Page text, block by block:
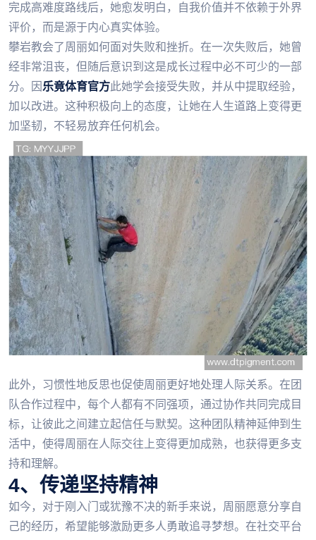
完成高难度路线后，她愈发明白，自我价值并不依赖于外界
评价，而是源于内心真实体验。
攀岩教会了周丽如何面对失败和挫折。在一次失败后，她曾
经非常沮丧，但随后意识到这是成长过程中必不可少的一部
分。因乐竟体育官方此她学会接受失败，并从中提取经验，
加以改进。这种积极向上的态度，让她在人生道路上变得更
加坚韧，不轻易放弃任何机会。
此外，习惯性地反思也促使周丽更好地处理人际关系。在团
队合作过程中，每个人都有不同强项，通过协作共同完成目
标，让彼此之间建立起信任与默契。这种团队精神延伸到生
活中，使得周丽在人际交往上变得更加成熟，也获得更多支
持和理解。
4、传递坚持精神
如今，对于刚入门或犹豫不决的新手来说，周丽愿意分享自
己的经历，希望能够激励更多人勇敢追寻梦想。在社交平台